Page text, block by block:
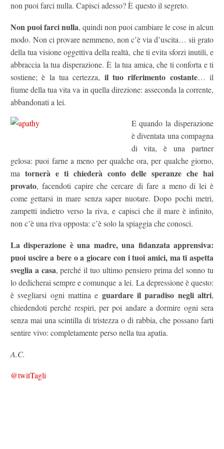
non puoi farci nulla. Capisci adesso? È questo il segreto.
Non puoi farci nulla, quindi non puoi cambiare le cose in alcun
modo. Non ci provare nemmeno, non c’è via d’uscita… sii grato
della tua visione oggettiva della realtà, che ti evita sforzi inutili, e
abbraccia la tua disperazione. È la tua amica, che ti conforta e ti
sostiene; è la tua certezza, il tuo riferimento costante… il
fiume della tua vita va in quella direzione: asseconda la corrente,
abbandonati a lei.
E quando la disperazione
è diventata una compagna
di vita, è una partner
gelosa: puoi farne a meno per qualche ora, per qualche giorno,
ma tornerà e ti chiederà conto delle speranze che hai
provato, facendoti capire che cercare di fare a meno di lei è
come gettarsi in mare senza saper nuotare. Dopo pochi metri,
zampetti indietro verso la riva, e capisci che il mare è infinito,
non c’è una riva opposta: c’è solo la spiaggia che conosci.
La disperazione è una madre, una fidanzata apprensiva:
puoi uscire a bere o a giocare con i tuoi amici, ma ti aspetta
sveglia a casa, perché il tuo ultimo pensiero prima del sonno tu
lo dedicherai sempre e comunque a lei. La depressione è questo:
è svegliarsi ogni mattina e guardare il paradiso negli altri,
chiedendoti perché respiri, per poi andare a dormire ogni sera
senza mai una scintilla di tristezza o di rabbia, che possano farti
sentire vivo: completamente perso nella tua apatia.
A.C.
@twitTagli